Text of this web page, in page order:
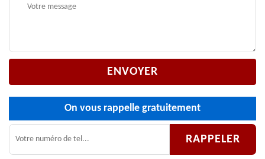
On vous rappelle gratuitement